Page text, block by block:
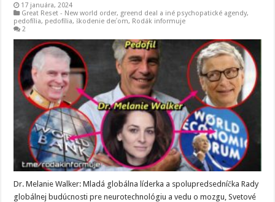
17 januára, 2024
Great Reset - New world order, greend deal a iné psychopatické agendy,
pedofília, pedofília, škodenie deťom, Rodák informuje
2
Dr. Melanie Walker: Mladá globálna líderka a spolupredsedníčka Rady
globálnej budúcnosti pre neurotechnológiu a vedu o mozgu, Svetové